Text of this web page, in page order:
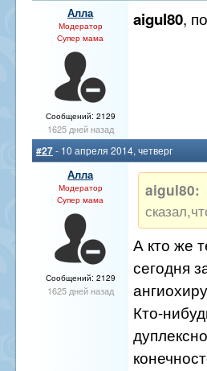
Алла
Модератор
Супер мама
Сообщений: 2129
1625 дней назад
aigul80,
#27- 10 апреля 2014, четверг
Алла
Модератор
Супер мама
Сообщений: 2129
1625 дней назад
aigul80:
А кто же
сегодня
Кто-